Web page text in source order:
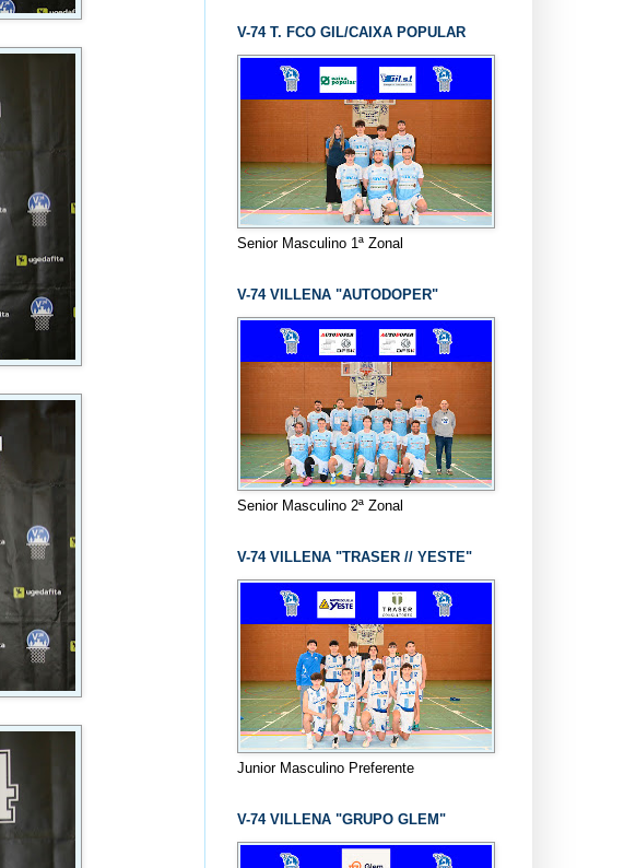
V-74 T. FCO GIL/CAIXA POPULAR
Senior Masculino 1ª Zonal
V-74 VILLENA "AUTODOPER"
Senior Masculino 2ª Zonal
V-74 VILLENA "TRASER // YESTE"
Junior Masculino Preferente
V-74 VILLENA "GRUPO GLEM"